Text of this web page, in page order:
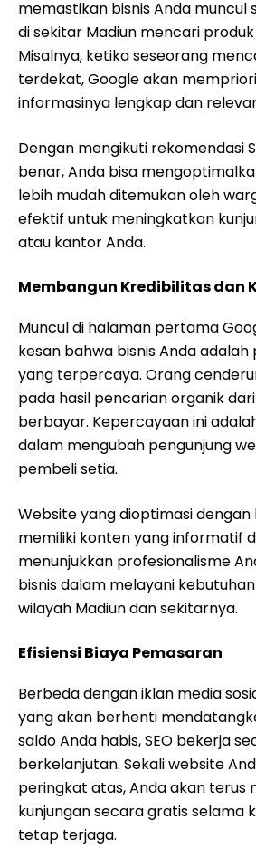
memastikan bisnis Anda
di sekitar Madiun mencari
Misalnya, ketika seseorang
terdekat, Google akan
informasinya lengkap dan
Dengan mengikuti rekomendasi
benar, Anda bisa
lebih mudah ditemukan oleh
efektif untuk meningkatkan
atau kantor Anda.
Membangun Kredibilitas dan
Muncul di halaman pertama
kesan bahwa bisnis Anda
yang terpercaya. Orang
pada hasil pencarian organik
berbayar. Kepercayaan ini
dalam mengubah pengunjung
pembeli setia.
Website yang dioptimasi dengan
memiliki konten yang informatif
menunjukkan profesionalisme
bisnis dalam melayani
wilayah Madiun dan sekitarnya.
Efisiensi Biaya Pemasaran
Berbeda dengan iklan media
yang akan berhenti
saldo Anda habis, SEO bekerja
berkelanjutan. Sekali website
peringkat atas, Anda akan terus
kunjungan secara gratis selama
tetap terjaga.